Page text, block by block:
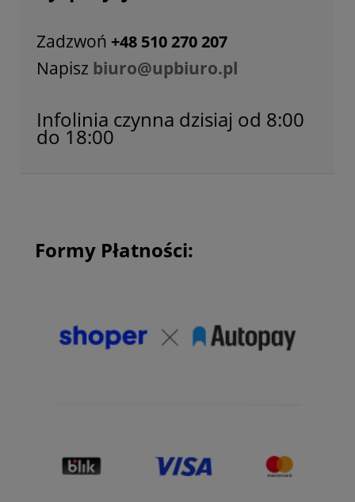
Zadzwoń +48 510 270 207
Napisz biuro@upbiuro.pl
Infolinia czynna dzisiaj od 8:00
do 18:00
Formy Płatności: